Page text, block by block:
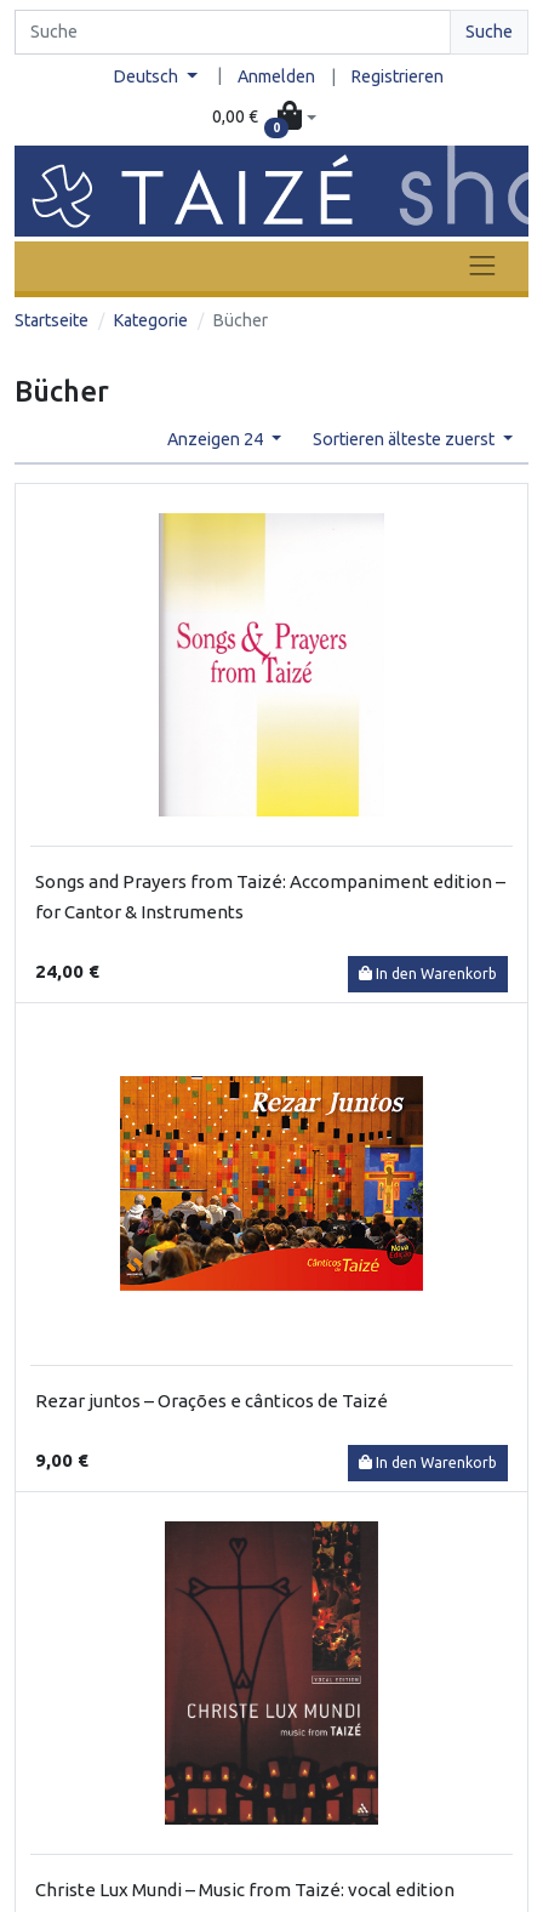
Suche
Deutsch Anmelden Registrieren
0,00 €
0
Startseite Kategorie Bücher
Bücher
Anzeigen 24 Sortieren älteste zuerst
Songs and Prayers from Taizé: Accompaniment edition –
for Cantor & Instruments
24,00 € In den Warenkorb
Rezar juntos – Orações e cânticos de Taizé
9,00 € In den Warenkorb
Christe Lux Mundi – Music from Taizé: vocal edition